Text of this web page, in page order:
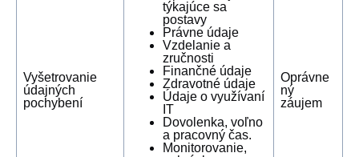
Vyšetrovanie
údajných
pochybení
týkajúce sa
postavy
Právne údaje
Vzdelanie a
zručnosti
Finančné údaje
Zdravotné údaje
Údaje o využívaní
IT
Dovolenka, voľno
a pracovný čas.
Monitorovanie,
Oprávne
ný
záujem